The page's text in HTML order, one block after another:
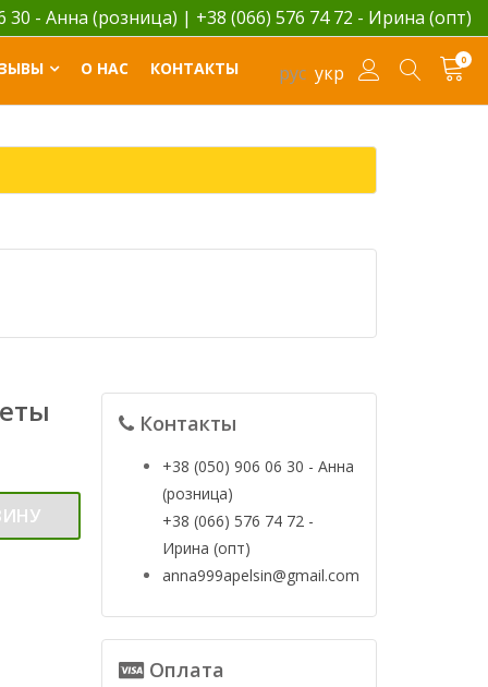
30 - Анна (розница) | +38 (066) 576 74 72 - Ирина (опт)
рус укр
0
О НАС КОНТАКТЫ
Контакты
+38 (050) 906 06 30 - Анна
(розница)
+38 (066) 576 74 72 -
Ирина (опт)
anna999apelsin@gmail.com
Оплата